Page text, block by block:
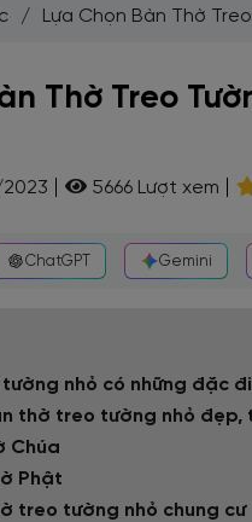
/ Lựa Chọn Bàn Thờ
Thờ Treo
2023 5666 Lượt xem
ChatGPT Gemini
nhỏ có những đặc
thờ treo tường nhỏ đẹp,
Chúa
Phật
treo tường nhỏ chung cư